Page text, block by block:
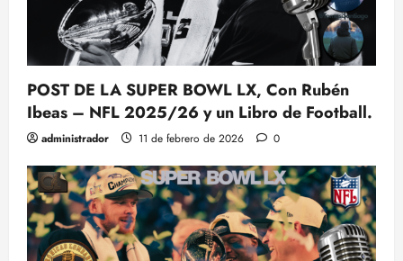
POST DE LA SUPER BOWL LX, Con Rubén
Ibeas – NFL 2025/26 y un Libro de Football.
administrador 11 de febrero de 2026 0